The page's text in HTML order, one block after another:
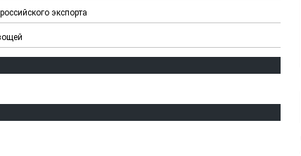
экспорта
ЧЕЧНЯ. Обарг Варин
илли
мурд - обарг Вара